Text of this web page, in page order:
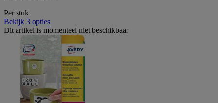
Per stuk
Bekijk 3 opties
Dit artikel is momenteel niet beschikbaar